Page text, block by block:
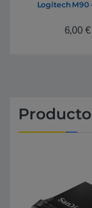
Logitech M90
6,00 €